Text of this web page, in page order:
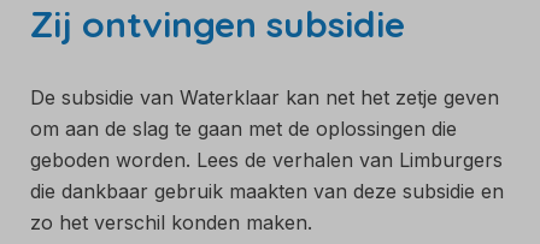
Zij ontvingen subsidie
De subsidie van Waterklaar kan net het zetje geven
om aan de slag te gaan met de oplossingen die
geboden worden. Lees de verhalen van Limburgers
die dankbaar gebruik maakten van deze subsidie en
zo het verschil konden maken.